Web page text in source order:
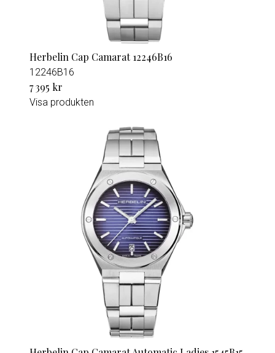
Herbelin Cap Camarat 12246B16
12246B16
7 395 kr
Visa produkten